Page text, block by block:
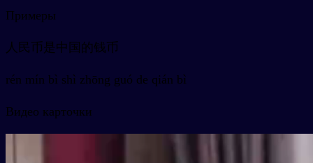
Примеры
人民币是中国的钱币
rén mín bì shì zhōng guó de qián bì
Видео карточки